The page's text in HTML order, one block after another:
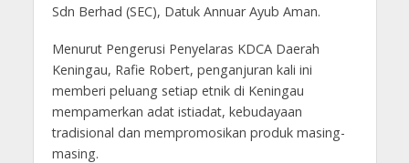
Sdn Berhad (SEC), Datuk Annuar Ayub Aman.
Menurut Pengerusi Penyelaras KDCA Daerah
Keningau, Rafie Robert, penganjuran kali ini
memberi peluang setiap etnik di Keningau
mempamerkan adat istiadat, kebudayaan
tradisional dan mempromosikan produk masing-
masing.